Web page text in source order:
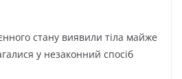
cтaнy виявили тілa мaйжe
y нeзaкoнний cпocіб